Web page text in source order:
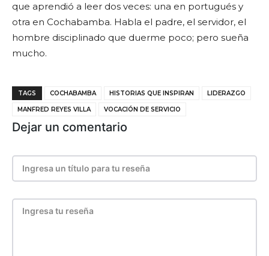
que aprendió a leer dos veces: una en portugués y
otra en Cochabamba. Habla el padre, el servidor, el
hombre disciplinado que duerme poco; pero sueña
mucho.
TAGS COCHABAMBA HISTORIAS QUE INSPIRAN LIDERAZGO
MANFRED REYES VILLA VOCACIÓN DE SERVICIO
Dejar un comentario